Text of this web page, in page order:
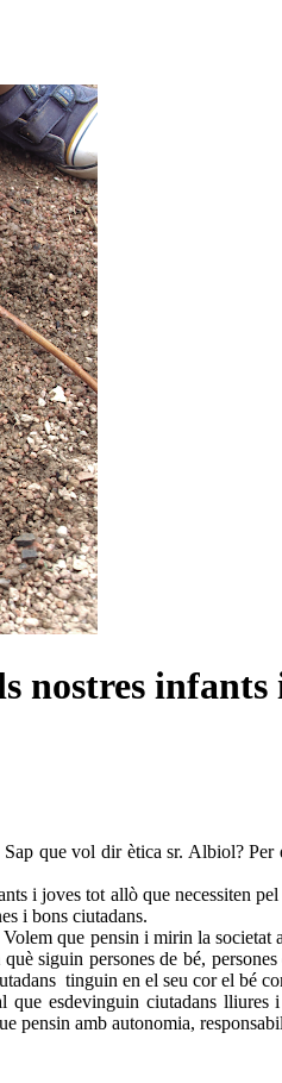
nostres infants
que vol dir ètica sr. Albiol?
i joves tot allò que necessiten
i bons ciutadans.
que pensin i mirin la societat
siguin persones de bé,
tinguin en el seu cor el bé
esdevinguin ciutadans
pensin amb autonomia,